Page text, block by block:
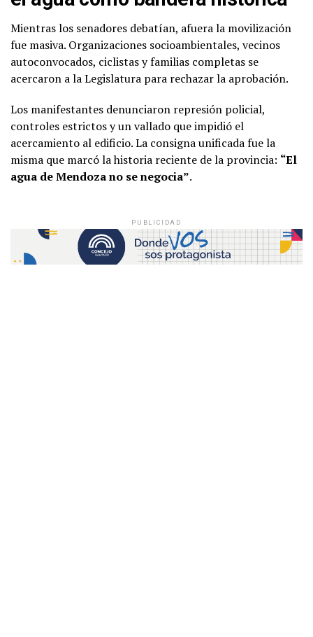
Mientras los senadores debatían, afuera la movilización
fue masiva. Organizaciones socioambientales, vecinos
autoconvocados, ciclistas y familias completas se
acercaron a la Legislatura para rechazar la aprobación.
Los manifestantes denunciaron represión policial,
controles estrictos y un vallado que impidió el
acercamiento al edificio. La consigna unificada fue la
misma que marcó la historia reciente de la provincia: “El
agua de Mendoza no se negocia”.
PUBLICIDAD